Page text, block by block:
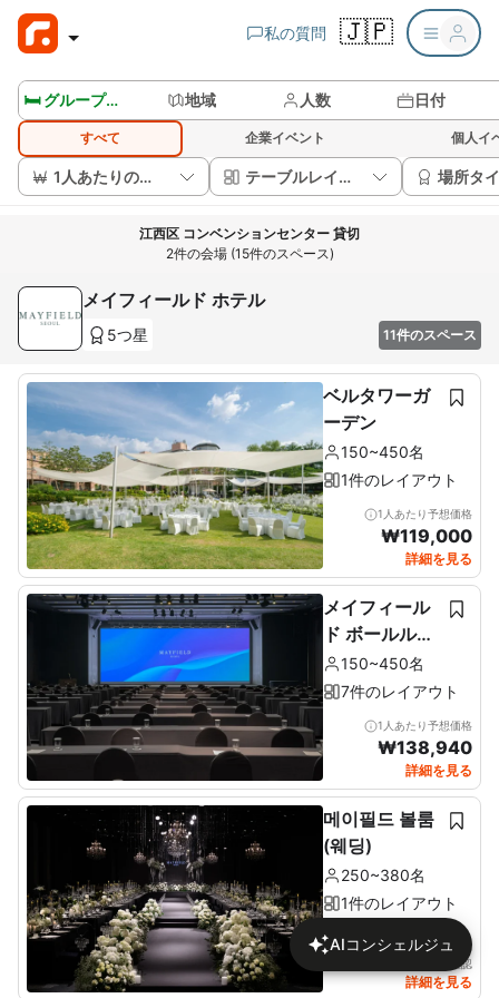
私の質問 🇯🇵
🛏️ グループルームを見る 地域 人数 日付
すべて 企業イベント 個人イ
1人あたりの価格 テーブルレイアウト 場所タ
江西区 コンベンションセンター 貸切
2件の会場 (15件のスペース)
メイフィールド ホテル
5つ星 11件のスペース
ベルタワーガ
ーデン
150~450名
1件のレイアウト
1人あたり予想価格
₩119,000
詳細を見る
メイフィール
ド ボールルー
ム (Mayfield
Ballroom)
150~450名
7件のレイアウト
1人あたり予想価格
₩138,940
詳細を見る
메이필드 볼룸
(웨딩)
250~380名
1件のレイアウト
詳細で価格を確認
詳細を見る
AIコンシェルジュ